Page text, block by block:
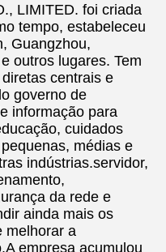
LIMITED. foi criada
tempo, estabeleceu
Guangzhou,
outros lugares. Tem
centrais e
governo de
informação para
cuidados
médias e
indústrias.servidor,
da rede e
ainda mais os
melhorar a
empresa acumulou